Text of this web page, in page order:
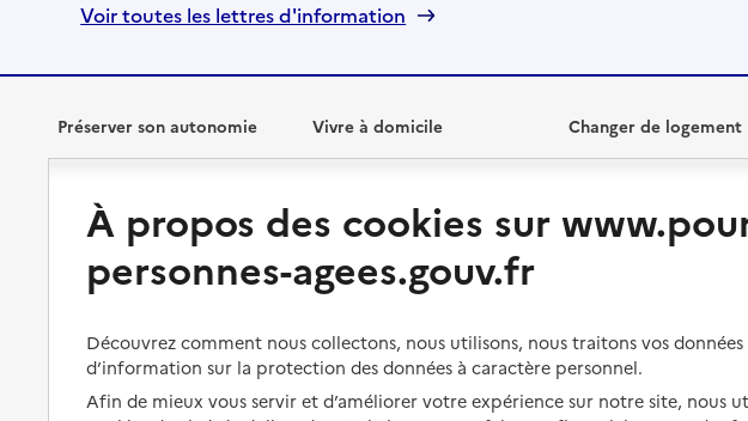
Voir toutes les lettres d'information
Préserver son autonomie
Perte d'autonomie : évaluation
et droits
Aménager son logement et
s'équiper
santé
Organiser à l'avance sa propre
protection
Vivre à domicile
Bénéficier de soins à domicile
Aides financières
Solutions d'accueil temporaire
Partager son logement
Changer de logement
Vivre dans une résidence
Vivre en accueil familial
Autres solutions de
À propos des cookies sur
personnes-agees.gouv.fr
Découvrez comment nous collectons, nous utilisons, nous traitons vos
d’information sur la protection des données à caractère personnel.
Afin de mieux vous servir et d’améliorer votre expérience sur notre site, nous